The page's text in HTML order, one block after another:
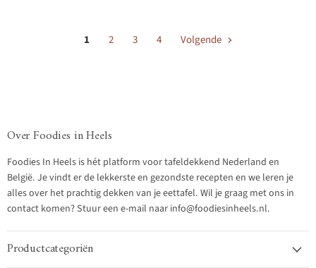
1 2 3 4 Volgende
Over Foodies in Heels
Foodies In Heels is hét platform voor tafeldekkend Nederland en
België. Je vindt er de lekkerste en gezondste recepten en we leren je
alles over het prachtig dekken van je eettafel. Wil je graag met ons in
contact komen? Stuur een e-mail naar info@foodiesinheels.nl.
Productcategoriën